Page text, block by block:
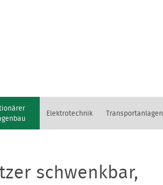
Elektrotechnik Transportanlagen
schwenkbar,